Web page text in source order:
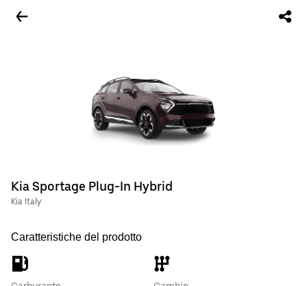
Kia Sportage Plug-In Hybrid
Kia Italy
Caratteristiche del prodotto